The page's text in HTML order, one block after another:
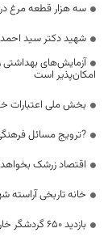
سه هزار قطعه مرغ
شهید دکتر سید احمد
آزمایش‌های بهداشتی
امکان‌پذیر است
بخش ملی اعتبارات
?ترویج مسائل
اقتصاد زرشک
خانه تاربخی
بازدید ۶۵۰ گردشگر خارجی از خراسان‌جنوبی/ایتالیایی‌ها رکورد شکستند